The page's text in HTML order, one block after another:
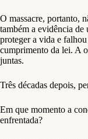
O massacre, portanto,
também a evidência
proteger a vida e
cumprimento da lei. A
juntas.
Três décadas depois,
Em que momento a
enfrentada?